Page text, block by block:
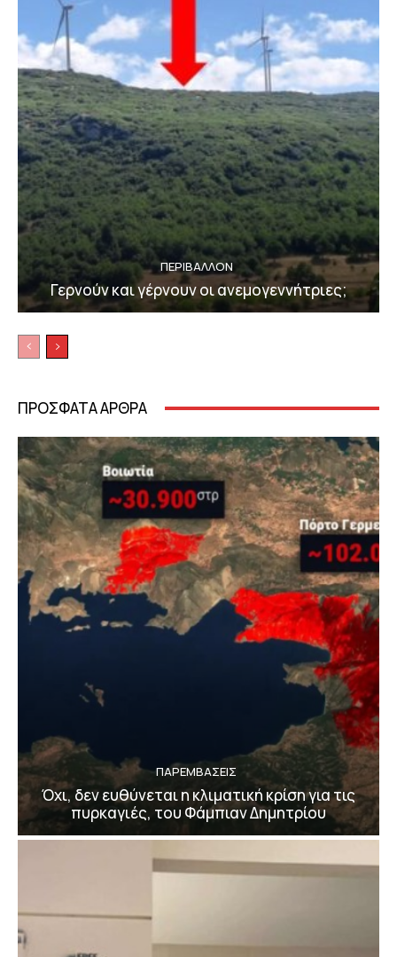
ΠΕΡΙΒΆΛΛΟΝ
Γερνούν και γέρνουν οι ανεμογεννήτριες;
ΠΡΟΣΦΑΤΑ ΑΡΘΡΑ
ΠΑΡΕΜΒΑΣΕΙΣ
Όχι, δεν ευθύνεται η κλιματική κρίση για τις
πυρκαγιές, του Φάμπιαν Δημητρίου